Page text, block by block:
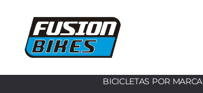
BICICLETAS POR MARCA